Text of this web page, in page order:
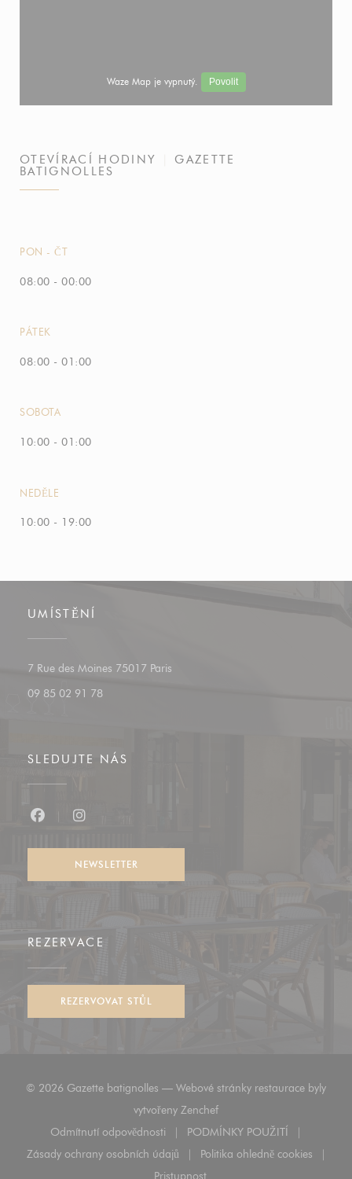
Waze Map je vypnutý. Povolit
OTEVÍRACÍ HODINY
GAZETTE
BATIGNOLLES
PON - ČT
08:00 - 00:00
PÁTEK
08:00 - 01:00
SOBOTA
10:00 - 01:00
NEDĚLE
10:00 - 19:00
UMÍSTĚNÍ
7 Rue des Moines 75017 Paris
09 85 02 91 78
SLEDUJTE NÁS
NEWSLETTER
REZERVACE
REZERVOVAT STŮL
© 2026 Gazette batignolles — Webové stránky restaurace byly
vytvořeny Zenchef((otevře se v novém okně))
Odmítnutí odpovědnosti
((otevře se v novém okně))
PODMÍNKY POUŽITÍ
((otevře se v novém
Zásady ochrany osobních údajů
((otevře se v novém okně))
Politika ohledně cookies
((otevře se v